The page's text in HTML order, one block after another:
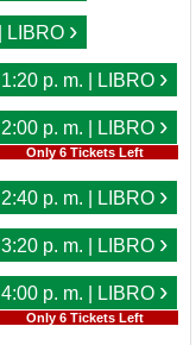
LIBRO ›
1:20 p. m. | LIBRO ›
2:00 p. m. | LIBRO ›
Only 6 Tickets Left
2:40 p. m. | LIBRO ›
3:20 p. m. | LIBRO ›
4:00 p. m. | LIBRO ›
Only 6 Tickets Left